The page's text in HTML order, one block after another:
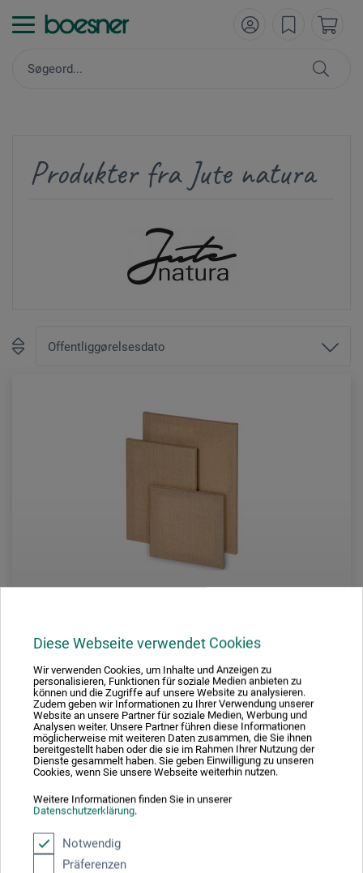
Diese Webseite verwendet Cookies
Wir verwenden Cookies, um Inhalte und Anzeigen zu
personalisieren, Funktionen für soziale Medien anbieten zu
können und die Zugriffe auf unsere Website zu analysieren.
Zudem geben wir Informationen zu Ihrer Verwendung unserer
Website an unsere Partner für soziale Medien, Werbung und
Analysen weiter. Unsere Partner führen diese Informationen
möglicherweise mit weiteren Daten zusammen, die Sie ihnen
bereitgestellt haben oder die sie im Rahmen Ihrer Nutzung der
Dienste gesammelt haben. Sie geben Einwilligung zu unseren
Cookies, wenn Sie unsere Webseite weiterhin nutzen.
Weitere Informationen finden Sie in unserer
Datenschutzerklärung.
Notwendig
Präferenzen
Produkter fra Jute natura
Opspændt lærred, jutelærred
fra44,00 DKK *
plus forsendelse